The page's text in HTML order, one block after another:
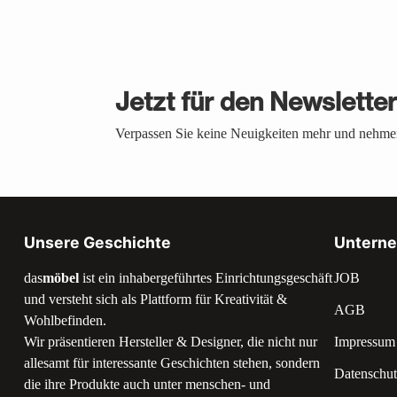
Jetzt für den
Verpassen Sie keine Neuigkeiten mehr und
Unsere Geschichte
dasmöbel ist ein inhabergeführtes Einrichtungsgeschäft
und versteht sich als Plattform für Kreativität &
Wohlbefinden.
Wir präsentieren Hersteller & Designer, die nicht nur
allesamt für interessante Geschichten stehen, sondern
die ihre Produkte auch unter menschen- und
JOB
AGB
Impressum